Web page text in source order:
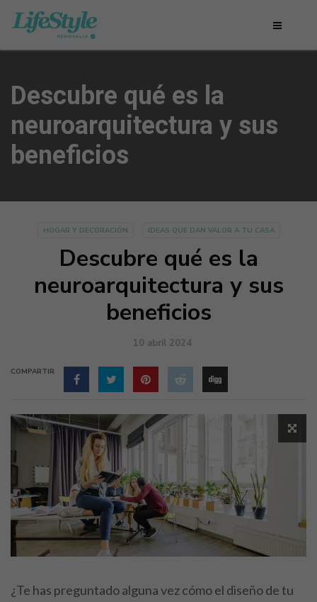
Descubre qué es la
neuroarquitectura y sus
beneficios
HOGAR Y DECORACIÓN IDEAS QUE DAN VALOR A TU CASA
Descubre qué es la
neuroarquitectura y sus
beneficios
10 abril 2024
COMPARTIR
¿Te has preguntado alguna vez cómo el diseño de tu